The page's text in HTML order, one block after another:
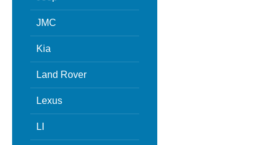
JMC
Kia
Land Rover
Lexus
LI